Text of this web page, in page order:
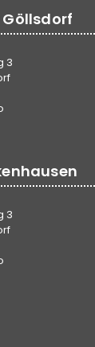
Göllsdorf
3
3